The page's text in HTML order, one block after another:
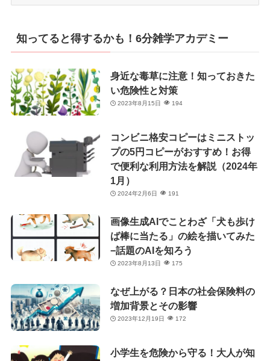
リ
ー
知ってると得するかも！6分雑学アカデミー
身近な毒草に注意！知っておきた
い危険性と対策
2023年8月15日 194
コンビニ格安コピーはミニストッ
プの5円コピーがおすすめ！お得
で便利な利用方法を解説（2024年
1月）
2024年2月6日 191
画像生成AIでことわざ「犬も歩け
ば棒に当たる」の絵を描いてみた
−話題のAIを知ろう
2023年8月13日 175
なぜ上がる？日本の社会保険料の
増加背景とその影響
2023年12月19日 172
小学生を危険から守る！大人が知